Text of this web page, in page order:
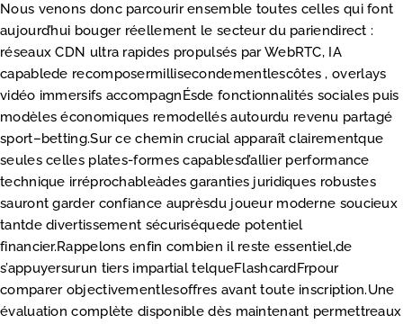
Nous venons donc parcourir ensemble toutes celles qui font
aujourd’hui bouger réellement le secteur du pari­en­direct :
réseaux CDN ultra rapides propulsés par WebRTC, IA
capablede recomposermillisecondementlescôtes , overlays
vidéo immersifs accompagnÉsde fonctionnalités sociales puis
modèles économiques remodellés autourdu revenu partagé
sport–betting.Sur ce chemin crucial apparaît clairementque
seules celles plates-formes capablesd’allier performance
technique irréprochableàdes garanties juridiques robustes
sauront garder confiance auprèsdu joueur moderne soucieux
tantde divertissement sécuriséquede potentiel
financier.Rappelons enfin combien il reste essentiel,de
s’appuyersurun tiers impartial telqueFlashcardFrpour
comparer objectivementlesoffres avant toute inscription.Une
évaluation complète disponible dès maintenant permettreaux